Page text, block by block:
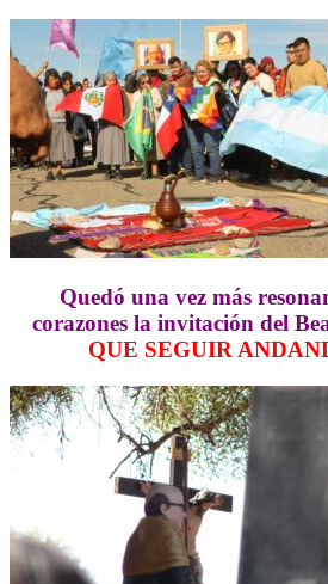
Quedó una vez más
corazones la invitación del
QUE SEGUIR